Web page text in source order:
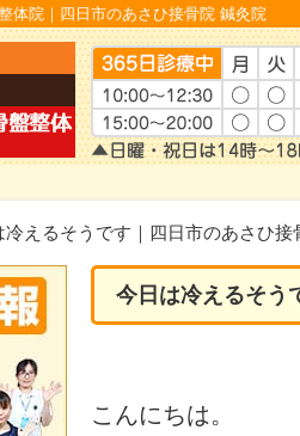
体院｜四日市のあさひ接骨院 鍼灸院
冷えるそうです｜四日市のあさひ接
今日は冷えるそう
こんにちは。